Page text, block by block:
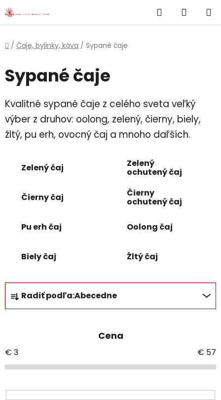
Prejsť
na
Hľadať
KOŠÍK
Domov
/ Čaje, bylinky, káva / Sypané čaje
Sypané čaje
Kvalitné sypané čaje z celého sveta veľký
výber z druhov: oolong, zelený, čierny, biely,
žltý, pu erh, ovocný čaj a mnoho daľších.
Zelený čaj Zelený
ochutený čaj
Čierny čaj Čierny
ochutený čaj
Pu erh čaj Oolong čaj
Biely čaj Žltý čaj
R
a
d
i
e
r
Radiť podľa:Abecedne
Cena
€ 3 € 57